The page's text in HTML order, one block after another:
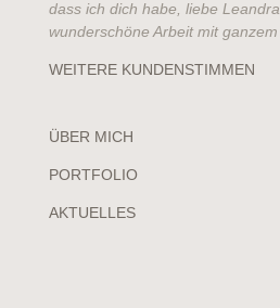
dass ich dich habe, liebe
wunderschöne Arbeit mit
WEITERE KUNDENSTIMMEN
ÜBER MICH
PORTFOLIO
AKTUELLES